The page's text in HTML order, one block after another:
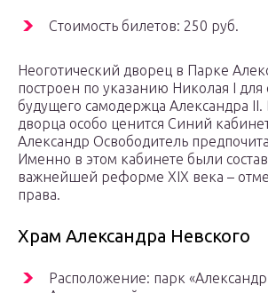
Стоимость билетов: 250 руб.
Неоготический дворец в Парке
построен по указанию Николая I для
будущего самодержца Александра
дворца особо ценится Синий
Александр Освободитель
Именно в этом кабинете были
важнейшей реформе XIX века –
права.
Храм Александра Невского
Расположение: парк